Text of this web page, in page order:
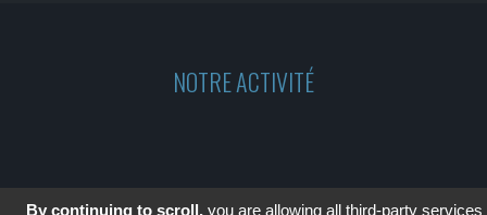
NOTRE ACTIVITÉ
By continuing to scroll, you are allowing all third-party services